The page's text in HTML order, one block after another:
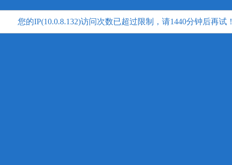
您的IP(10.0.8.132)访问次数已超过限制，请1440分钟后再试！